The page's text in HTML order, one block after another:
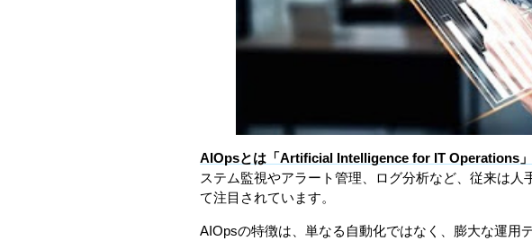
AIOpsとは「Artificial Intelligence for IT Operations」
ステム監視やアラート管理、ログ分析など、従来は
て注目されています。
AIOpsの特徴は、単なる自動化ではなく、膨大な運用